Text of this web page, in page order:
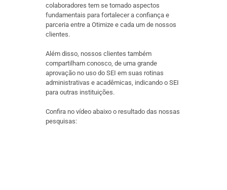
colaboradores tem se tornado aspectos
fundamentais para fortalecer a confiança e
parceria entre a Otimize e cada um de nossos
clientes.
Além disso, nossos clientes também
compartilham conosco, de uma grande
aprovação no uso do SEI em suas rotinas
administrativas e acadêmicas, indicando o SEI
para outras instituições.
Confira no vídeo abaixo o resultado das nossas
pesquisas: